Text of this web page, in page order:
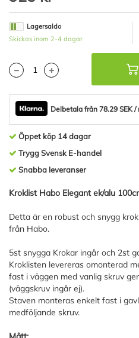
bildgalleriet
Lagersaldo
Skickas inom 2-4 dagar
Delbetala från 78.29 SEK /
Öppet köp 14 dagar
Trygg Svensk E-handel
Snabba leveranser
Kroklist Habo Elegant ek/alu
Detta är en robust och snygg
från Habo.
5st snygga Krokar ingår och 2st
Kroklisten levereras omonterad
fast i väggen med vanlig skruv
(väggskruv ingår ej).
Staven monteras enkelt fast i
medföljande skruv.